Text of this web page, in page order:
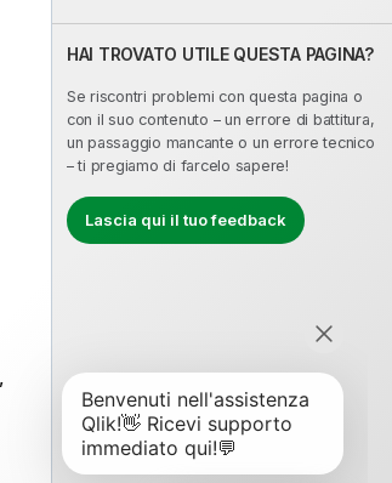
HAI TROVATO UTILE QUESTA PAGINA?
Se riscontri problemi con questa pagina o
con il suo contenuto – un errore di battitura,
un passaggio mancante o un errore tecnico
– ti pregiamo di farcelo sapere!
Lascia qui il tuo feedback